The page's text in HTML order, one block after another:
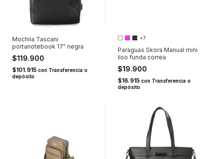
Mochila Tascani
portanotebook 17" negra
$119.900
$101.915 con Transferencia o
depósito
+7
Paraguas Skora Manual mini
liso funda correa
$19.900
$16.915 con Transferencia o
depósito